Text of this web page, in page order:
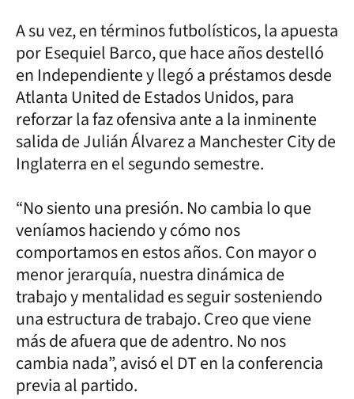
A su vez, en términos futbolísticos, la apuesta
por Esequiel Barco, que hace años destelló
en Independiente y llegó a préstamos desde
Atlanta United de Estados Unidos, para
reforzar la faz ofensiva ante a la inminente
salida de Julián Álvarez a Manchester City de
Inglaterra en el segundo semestre.
“No siento una presión. No cambia lo que
veníamos haciendo y cómo nos
comportamos en estos años. Con mayor o
menor jerarquía, nuestra dinámica de
trabajo y mentalidad es seguir sosteniendo
una estructura de trabajo. Creo que viene
más de afuera que de adentro. No nos
cambia nada”, avisó el DT en la conferencia
previa al partido.